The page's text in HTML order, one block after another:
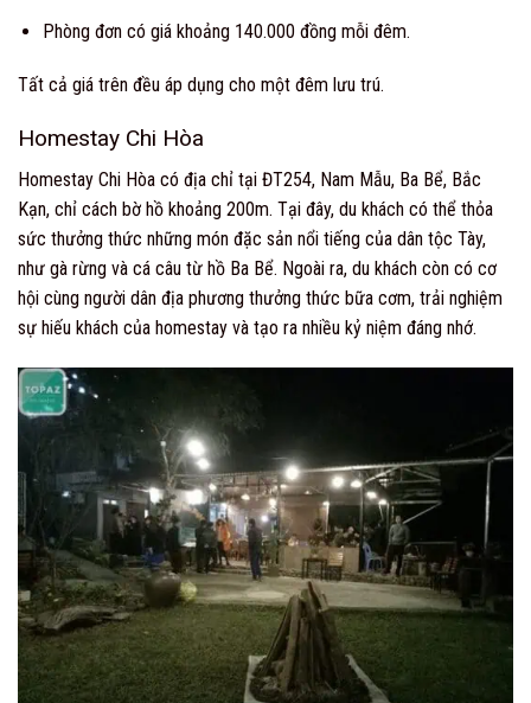
Phòng đơn có giá khoảng 140.000 đồng mỗi đêm.
Tất cả giá trên đều áp dụng cho một đêm lưu trú.
Homestay Chi Hòa
Homestay Chi Hòa có địa chỉ tại ĐT254, Nam Mẫu, Ba Bể, Bắc
Kạn, chỉ cách bờ hồ khoảng 200m. Tại đây, du khách có thể thỏa
sức thưởng thức những món đặc sản nổi tiếng của dân tộc Tày,
như gà rừng và cá câu từ hồ Ba Bể. Ngoài ra, du khách còn có cơ
hội cùng người dân địa phương thưởng thức bữa cơm, trải nghiệm
sự hiếu khách của homestay và tạo ra nhiều kỷ niệm đáng nhớ.